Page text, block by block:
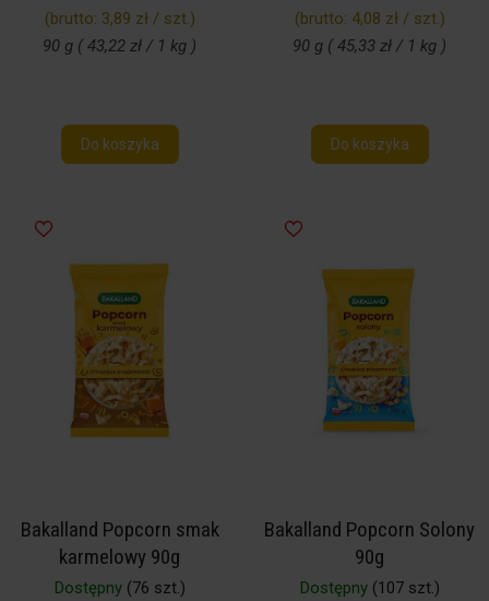
(brutto: 3,89 zł / szt.)
90 g ( 43,22 zł / 1 kg )
Do koszyka
(brutto: 4,08 zł / szt.)
90 g ( 45,33 zł / 1 kg )
Do koszyka
Bakalland Popcorn smak
karmelowy 90g
Dostępny(76 szt.)
Bakalland Popcorn Solony
90g
Dostępny(107 szt.)